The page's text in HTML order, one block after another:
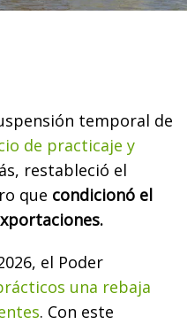
temporal de
de practicaje y
restableció el
que condicionó el
el Poder
una rebaja
. Con este